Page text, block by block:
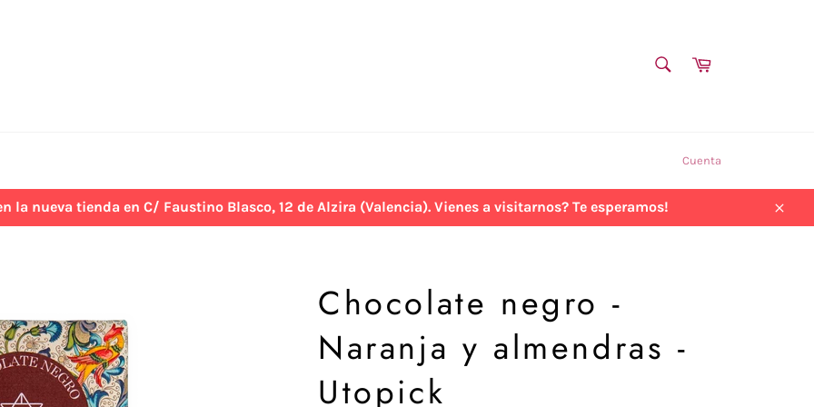
Carrito
Cuenta
la nueva tienda en C/ Faustino Blasco, 12 de Alzira (Valencia). Vienes a visitarnos? Te esperamos!
Chocolate negro -
Naranja y almendras -
Utopick